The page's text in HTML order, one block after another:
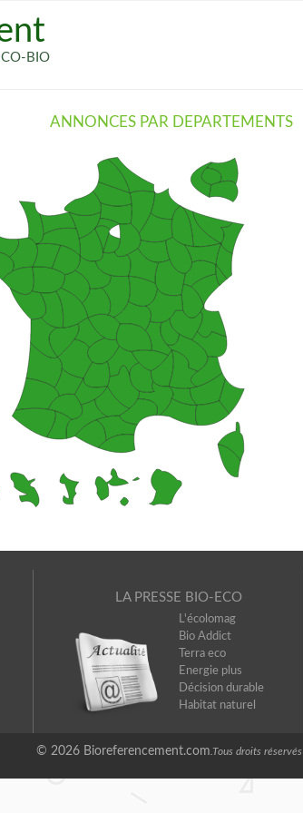
BIO
ANNONCES PAR DEPARTEMENTS
LA PRESSE BIO-ECO
L'écolomag
Bio Addict
Terra eco
Energie plus
Décision durable
Habitat naturel
© 2026 Bioreferencement.com .Tous droits réservés